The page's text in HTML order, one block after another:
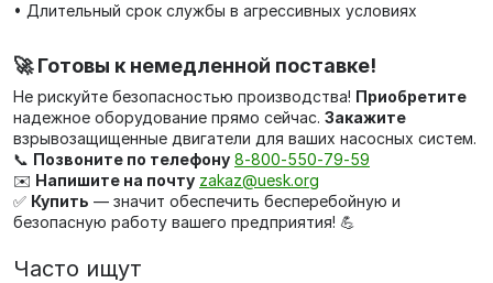
• Длительный срок службы в агрессивных условиях
🚀 Готовы к немедленной поставке!
Не рискуйте безопасностью производства! Приобретите
надежное оборудование прямо сейчас. Закажите
взрывозащищенные двигатели для ваших насосных систем.
📞 Позвоните по телефону 8‑800‑550‑79‑59
✉️ Напишите на почту zakaz@uesk.org
✅ Купить — значит обеспечить бесперебойную и
безопасную работу вашего предприятия! 💪
Часто ищут